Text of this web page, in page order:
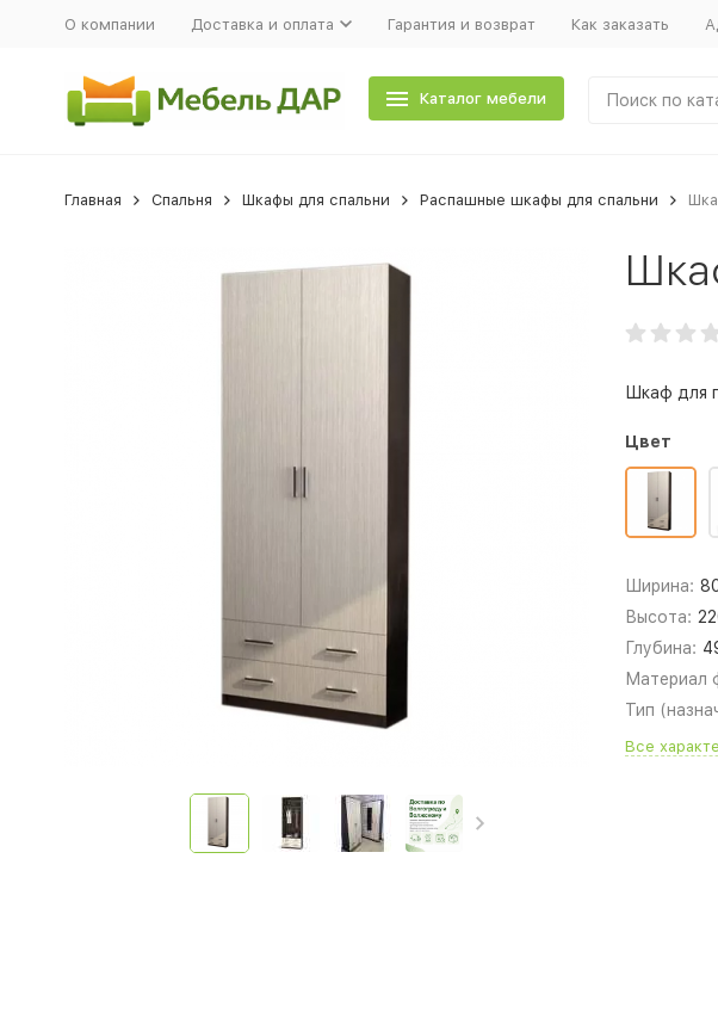
О компании Доставка и оплата Гарантия и возврат Как заказать
Каталог мебели
Главная Спальня Шкафы для спальни Распашные шкафы для спальни
Шкаф для
Цвет
Ширина:
Высота:
Глубина:
Материал
Тип
Все